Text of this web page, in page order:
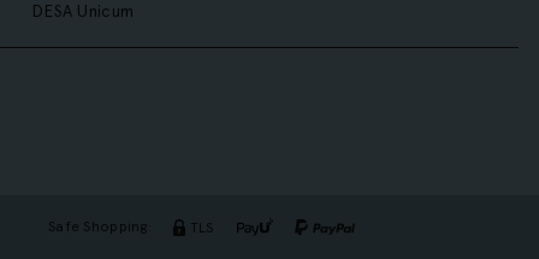
DESA Unicum
Safe Shopping: TLS